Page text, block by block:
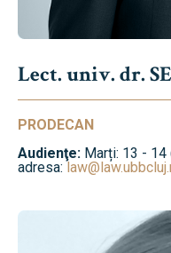
Lect. univ. dr.
PRODECAN
Audienţe: Marți: 13 - 14
adresa: